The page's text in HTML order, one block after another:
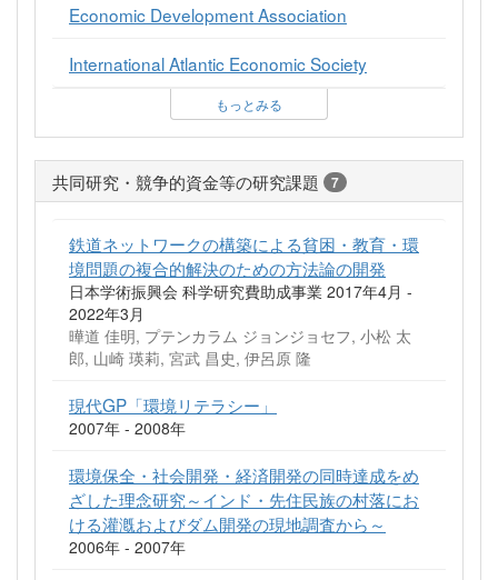
Economic Development Association
International Atlantic Economic Society
もっとみる
共同研究・競争的資金等の研究課題 7
鉄道ネットワークの構築による貧困・教育・環
境問題の複合的解決のための方法論の開発
日本学術振興会 科学研究費助成事業 2017年4月 -
2022年3月
曄道 佳明, プテンカラム ジョンジョセフ, 小松 太
郎, 山崎 瑛莉, 宮武 昌史, 伊呂原 隆
現代GP「環境リテラシー」
2007年 - 2008年
環境保全・社会開発・経済開発の同時達成をめ
ざした理念研究～インド・先住民族の村落にお
ける灌漑およびダム開発の現地調査から～
2006年 - 2007年